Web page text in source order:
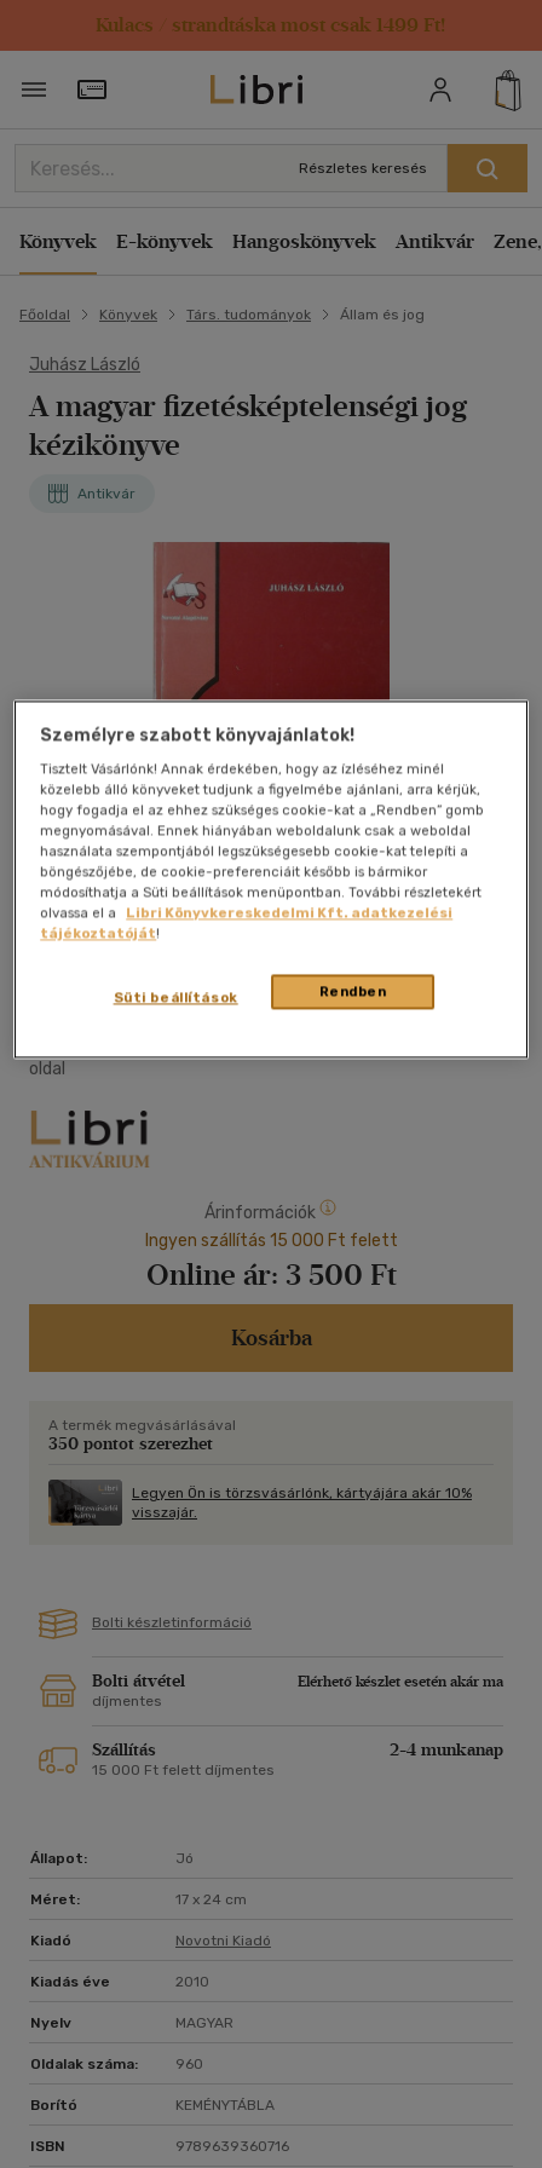
Kulacs / strandtáska most csak 1499 Ft!
Törzsvásárlói Kártya adatai
Részletes keresés
Könyvek E-könyvek Hangoskönyvek Antikvár
Főoldal Könyvek Társ. tudományok Állam és jog
Juhász László
A magyar fizetésképtelenségi jog
kézikönyve
Antikvár
oldal
Árinformációk
Ingyen szállítás 15 000 Ft felett
Online ár: 3 500 Ft
Kosárba
A termék megvásárlásával
350 pontot szerezhet
Legyen Ön is törzsvásárlónk, kártyájára akár 10%
visszajár.
Bolti készletinformáció
Bolti átvétel
Elérhető készlet esetén akár ma
díjmentes
Szállítás 2-4 munkanap
15 000 Ft felett díjmentes
Állapot: Jó
Méret: 17 x 24 cm
Kiadó Novotni Kiadó
Kiadás éve 2010
Nyelv MAGYAR
Oldalak száma: 960
Borító KEMÉNYTÁBLA
ISBN 9789639360716
Személyre szabott könyvajánlatok!
Tisztelt Vásárlónk! Annak érdekében, hogy az ízléséhez minél
közelebb álló könyveket tudjunk a figyelmébe ajánlani, arra kérjük,
hogy fogadja el az ehhez szükséges cookie-kat a „Rendben” gomb
megnyomásával. Ennek hiányában weboldalunk csak a weboldal
használata szempontjából legszükségesebb cookie-kat telepíti a
böngészőjébe, de cookie-preferenciáit később is bármikor
módosíthatja a Süti beállítások menüpontban. További részletekért
olvassa el a
Libri Könyvkereskedelmi Kft. adatkezelési
tájékoztatóját!
Rendben
Süti beállítások